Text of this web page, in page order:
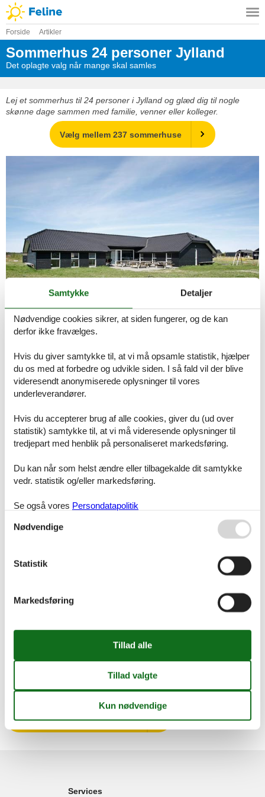
Forside Artikler
Sommerhus 24 personer Jylland
Det oplagte valg når mange skal samles
Lej et sommerhus til 24 personer i Jylland og glæd dig til nogle
skønne dage sammen med familie, venner eller kolleger.
Vælg mellem 237 sommerhuse
Emne nr. 090-38437.
Lej dit sommerhus til 24 personer i
Jylland hos Feline!
Når du søger et sommerhus til 24 personer i Jylland vil du se, at de
at finde et sommerhus til 24 personer i Østjylland.
Uanset hvor du ønsker at leje et sommerhus til 24 personer i
Jylland kan du være sikker på at du altid kan se det største udvalg
24 personer i Østjylland eller i Vestjylland langs Vesterhavet.
Klik på et af linkene herunder for at se det aktuelle udvalg af
Nordjylland
Østjylland
Vesterhavet
Vestjylland
Her kan du finde et sommerhus til 24 personer i Sønderjylland
Såfremt du måtte være i tvivl om noget i forbindelse med din
kundeafdeling, som gerne hjælper dig videre.
Michael Aaskov Jeppesen
Vælg mellem 237 sommerhuse
Services
Samtykke Detaljer
Nødvendige cookies sikrer, at siden fungerer, og de kan
derfor ikke fravælges.
Hvis du giver samtykke til, at vi må opsamle statistik, hjælper
du os med at forbedre og udvikle siden. I så fald vil der blive
videresendt anonymiserede oplysninger til vores
underleverandører.
Hvis du accepterer brug af alle cookies, giver du (ud over
statistik) samtykke til, at vi må videresende oplysninger til
tredjepart med henblik på personaliseret markedsføring.
Du kan når som helst ændre eller tilbagekalde dit samtykke
vedr. statistik og/eller markedsføring.
Se også vores Persondatapolitik
Nødvendige
Statistik
Markedsføring